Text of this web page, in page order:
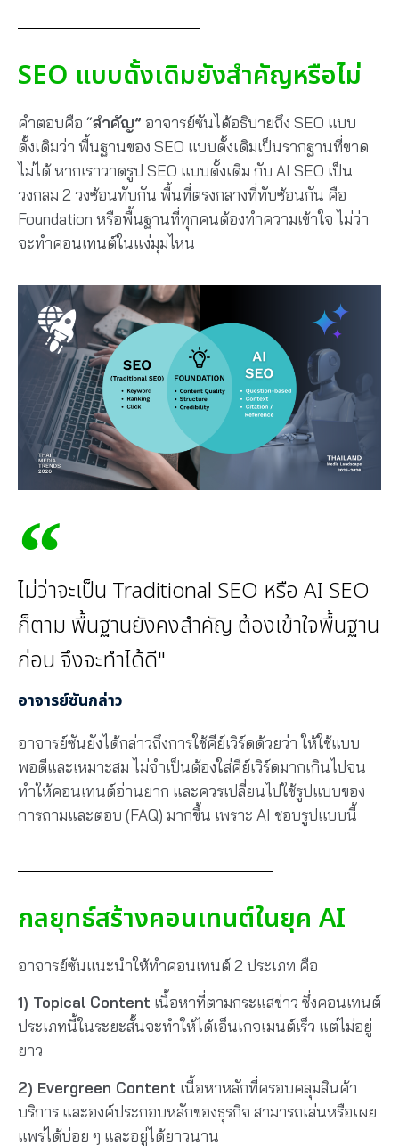
SEO แบบดั้งเดิมยังสำคัญหรือไม่
คำตอบคือ “สำคัญ” อาจารย์ซันได้อธิบายถึง SEO แบบ
ดั้งเดิมว่า พื้นฐานของ SEO แบบดั้งเดิมเป็นรากฐานที่ขาด
ไม่ได้ หากเราวาดรูป SEO แบบดั้งเดิม กับ AI SEO เป็น
วงกลม 2 วงซ้อนทับกัน พื้นที่ตรงกลางที่ทับซ้อนกัน คือ
Foundation หรือพื้นฐานที่ทุกคนต้องทำความเข้าใจ ไม่ว่า
จะทำคอนเทนต์ในแง่มุมไหน
ไม่ว่าจะเป็น Traditional SEO หรือ AI SEO
ก็ตาม พื้นฐานยังคงสำคัญ ต้องเข้าใจพื้นฐาน
ก่อน จึงจะทำได้ดี"
อาจารย์ซันกล่าว
อาจารย์ซันยังได้กล่าวถึงการใช้คีย์เวิร์ดด้วยว่า ให้ใช้แบบ
พอดีและเหมาะสม ไม่จำเป็นต้องใส่คีย์เวิร์ดมากเกินไปจน
ทำให้คอนเทนต์อ่านยาก และควรเปลี่ยนไปใช้รูปแบบของ
การถามและตอบ (FAQ) มากขึ้น เพราะ AI ชอบรูปแบบนี้
กลยุทธ์สร้างคอนเทนต์ในยุค AI
อาจารย์ซันแนะนำให้ทำคอนเทนต์ 2 ประเภท คือ
1) Topical Content เนื้อหาที่ตามกระแสข่าว ซึ่งคอนเทนต์
ประเภทนี้ในระยะสั้นจะทำให้ได้เอ็นเกจเมนต์เร็ว แต่ไม่อยู่
ยาว
2) Evergreen Content เนื้อหาหลักที่ครอบคลุมสินค้า
บริการ และองค์ประกอบหลักของธุรกิจ สามารถเล่นหรือเผย
แพร่ได้บ่อย ๆ และอยู่ได้ยาวนาน